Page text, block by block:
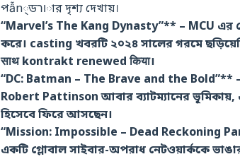
পẫn্ডורার দৃশ্য দেখায়।
“Marvel’s The Kang Dynasty”** – MCU
করে। casting খবরটি ২০২৪ সালের গরমে
साथ kontrakt renewed किया।
“DC: Batman – The Brave and the Bold”** –
Robert Pattinson আবার ব্যাটম্যানের
হিসেবে ফিরে আসছেন।
“Mission: Impossible – Dead Reckoning
একটি গ্লোবাল সাইবার-অপরাধ নেটওয়ার্ককে